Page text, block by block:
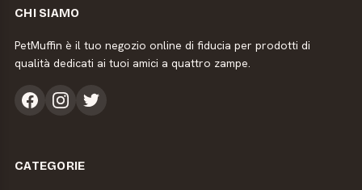
CHI SIAMO
PetMuffin è il tuo negozio online di fiducia per prodotti di
qualità dedicati ai tuoi amici a quattro zampe.
CATEGORIE